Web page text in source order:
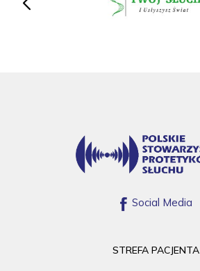
Social Media
STREFA PACJENTA